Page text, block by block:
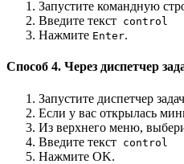
Запустите командную
Введите текст control
Нажмите Enter.
Способ 4. Через диспетчер
Запустите диспетчер
Если у вас открылась
Из верхнего меню,
Введите текст control
Нажмите OK.